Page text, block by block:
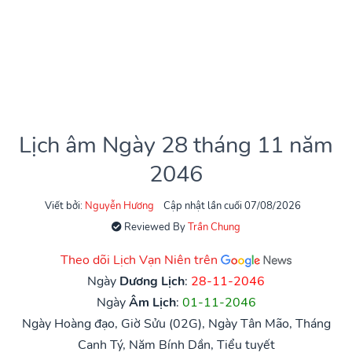
Lịch âm Ngày 28 tháng 11 năm
2046
Viết bởi: Nguyễn Hương
Cập nhật lần cuối 07/08/2026
Reviewed ByTrần Chung
Theo dõi Lịch Vạn Niên trên
Ngày Dương Lịch: 28-11-2046
NgàyÂm Lịch: 01-11-2046
Ngày Hoàng đạo, Giờ Sửu (02G), Ngày Tân Mão, Tháng
Canh Tý, Năm Bính Dần, Tiểu tuyết